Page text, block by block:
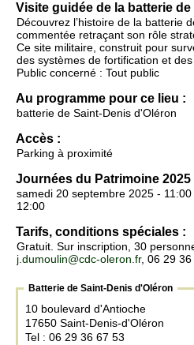
Visite guidée de la batterie
Découvrez l’histoire de la batterie
commentée retraçant son rôle
Ce site militaire, construit pour
des systèmes de fortification et
Public concerné : Tout public
Au programme pour ce lieu :
batterie de Saint-Denis d'Oléron
Accès :
Parking à proximité
Journées du Patrimoine 2025
samedi 20 septembre 2025 -
12:00
Tarifs, conditions spéciales :
Gratuit. Sur inscription, 30
j.dumoulin@cdc-oleron.fr, 06 29 36
Batterie de Saint-Denis d'Oléron
10 boulevard d'Antioche
17650 Saint-Denis-d'Oléron
Tel : 06 29 36 67 53